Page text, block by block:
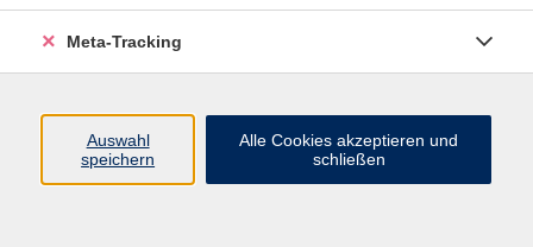
Über uns
Meta-Tracking
Auswahl
speichern
Alle Cookies akzeptieren und
schließen